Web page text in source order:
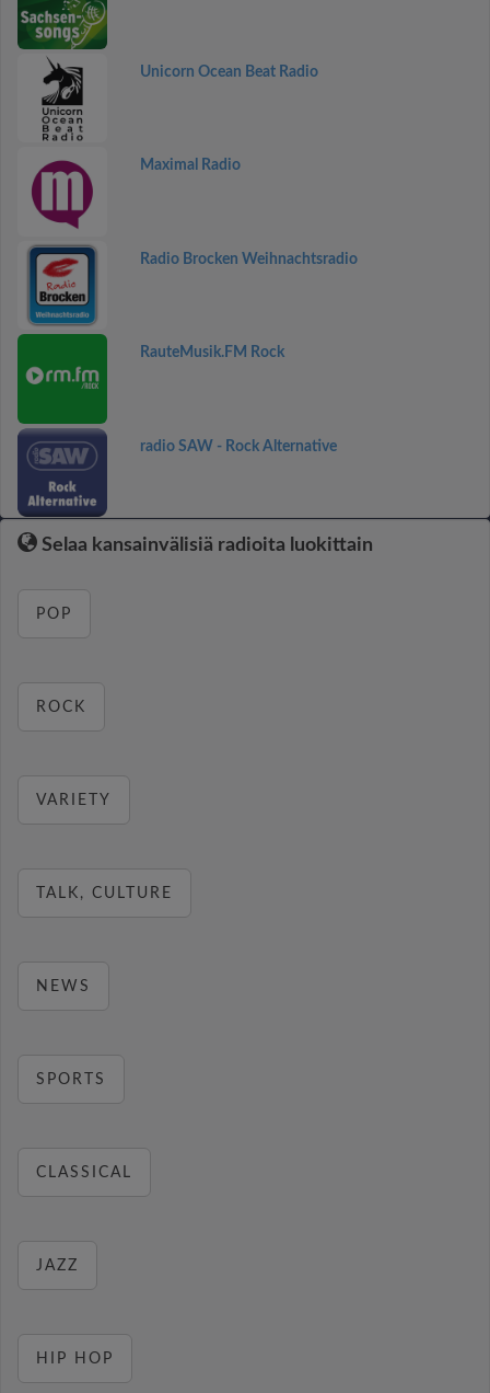
Unicorn Ocean Beat Radio
Maximal Radio
Radio Brocken Weihnachtsradio
RauteMusik.FM Rock
radio SAW - Rock Alternative
Selaa kansainvälisiä radioita luokittain
POP
ROCK
VARIETY
TALK, CULTURE
NEWS
SPORTS
CLASSICAL
JAZZ
HIP HOP